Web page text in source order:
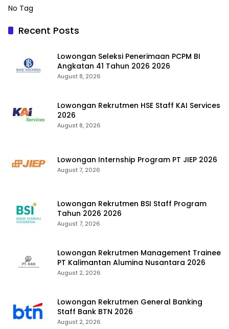
No Tag
Recent Posts
Lowongan Seleksi Penerimaan PCPM BI
Angkatan 41 Tahun 2026 2026
August 8, 2026
Lowongan Rekrutmen HSE Staff KAI Services
2026
August 8, 2026
Lowongan Internship Program PT JIEP 2026
August 7, 2026
Lowongan Rekrutmen BSI Staff Program
Tahun 2026 2026
August 7, 2026
Lowongan Rekrutmen Management Trainee
PT Kalimantan Alumina Nusantara 2026
August 2, 2026
Lowongan Rekrutmen General Banking
Staff Bank BTN 2026
August 2, 2026